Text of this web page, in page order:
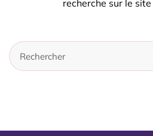
recherche sur le